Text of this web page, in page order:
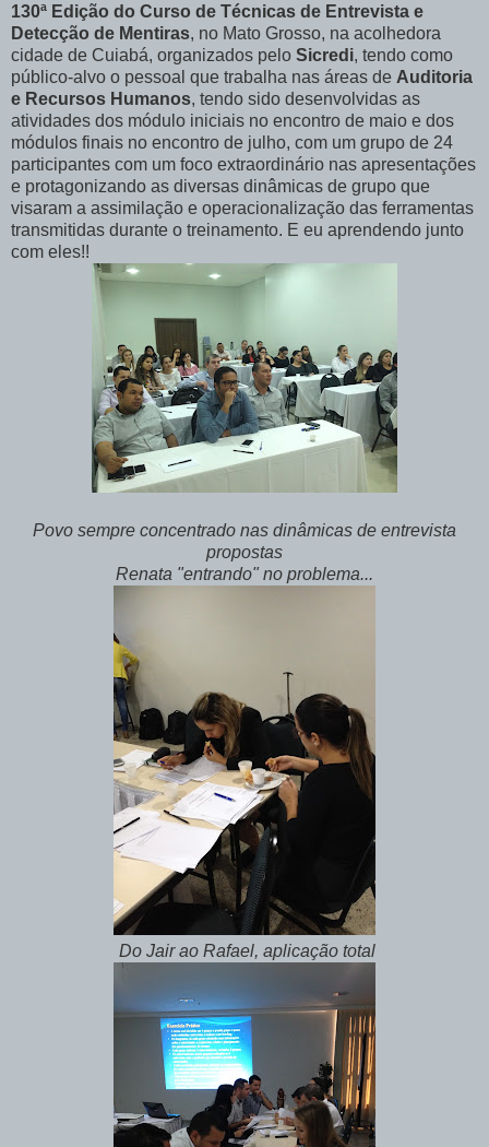
130ª Edição do Curso de Técnicas de Entrevista e
Detecção de Mentiras, no Mato Grosso, na acolhedora
cidade de Cuiabá, organizados pelo Sicredi, tendo como
público-alvo o pessoal que trabalha nas áreas de Auditoria
e Recursos Humanos, tendo sido desenvolvidas as
atividades dos módulo iniciais no encontro de maio e dos
módulos finais no encontro de julho, com um grupo de 24
participantes com um foco extraordinário nas apresentações
e protagonizando as diversas dinâmicas de grupo que
visaram a assimilação e operacionalização das ferramentas
transmitidas durante o treinamento. E eu aprendendo junto
com eles!!
Povo sempre concentrado nas dinâmicas de entrevista
propostas
Renata "entrando" no problema...
Do Jair ao Rafael, aplicação total